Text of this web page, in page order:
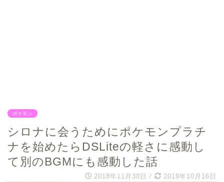
ポケモン
シロナに会うためにポケモンプラチ
ナを始めたらDSLiteの軽さに感動し
て別のBGMにも感動した話
2018年11月30日 / 2019年10月16日